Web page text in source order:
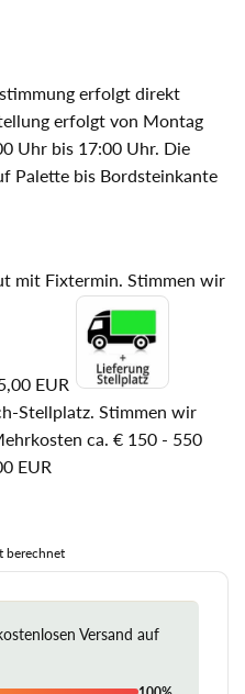
erfolgt direkt
erfolgt von Montag
Uhr bis 17:00 Uhr. Die
Palette bis Bordsteinkante
mit Fixtermin. Stimmen wir
EUR
Stellplatz. Stimmen wir
ca. € 150 - 550
EUR
berechnet
Versand auf